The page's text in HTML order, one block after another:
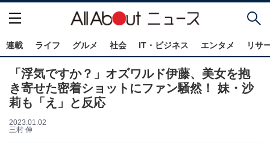
連載 ライフ グルメ 社会 IT・ビジネス エンタメ リサ
「浮気ですか？」オズワルド伊藤、美女を抱
き寄せた密着ショットにファン騒然！ 妹・沙
莉も「え」と反応
2023.01.02
三村 伸